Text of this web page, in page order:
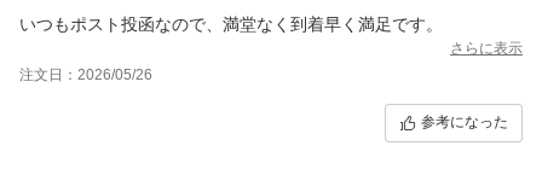
いつもポスト投函なので、満堂なく到着早く満足です。
さらに表示
注文日：2026/05/26
参考になった